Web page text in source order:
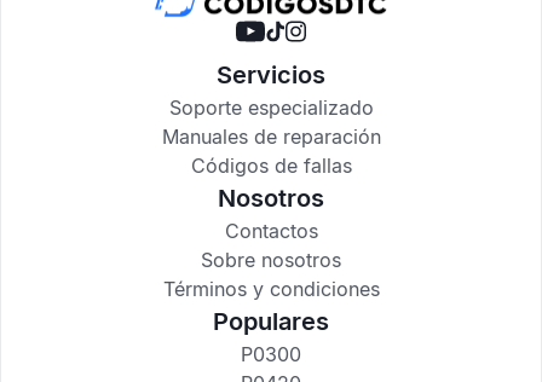
Servicios
Soporte especializado
Manuales de reparación
Códigos de fallas
Nosotros
Contactos
Sobre nosotros
Términos y condiciones
Populares
P0300